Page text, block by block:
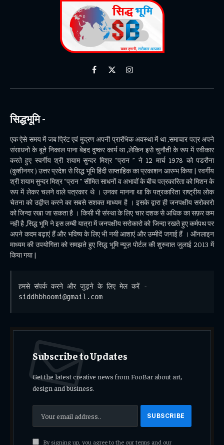
Facebook
X
Instagram
सिद्धभूमि -
एक ऐसे समय में जब प्रिंट एवं मुद्रण अपनी प्रारंभिक अवस्था में था ,समाचार पत्र अपने
संसाधनो के बूते निकाल पाना बेहद दुष्कर कार्य था ,लेकिन इसे चुनौती के रूप में स्वीकार
करते हुए स्वर्गीय श्री शयाम सुन्दर मिश्र “प्रान ” ने 12 मार्च 1978 को पडरौना
(कुशीनगर ) उत्तर प्रदेश से सिद्ध भूमि हिंदी साप्ताहिक का प्रकाशन आरम्भ किया | स्वर्गीय
श्री शयाम सुन्दर मिश्र “प्रान ” सीमित साधनों व अभावों के बीच पत्रकारिता को मिशन के
रूप में लेकर चलने वाले पत्रकार थे । उनका मानना था कि पत्रकारिता राष्ट्रीय लोक
चेतना को उद्वीप्त करने का सबसे सशक्त माध्यम है । इसके द्वारा ही जनपक्षीय सरोकारो
को जिन्दा रखा जा सकता है । किसी भी संस्था के लिए चार दशक से अधिक का सफ़र कम
नही है ,सिद्ध भूमि ने इस लम्बी यात्रा में जनपक्षीय सरोकारो को जिन्दा रखते हुए कर्मपथ पर
अपने कदम बढ़ाएं हैं और भविष्य के लिए भी नयी आशाएं और उम्मीदें जगाई हैं । ऑनलाइन
माध्यम की उपयोगिता को समझते हुए सिद्ध भूमि न्यूज़ पोर्टल की शुरुवात जुलाई 2013 में
किया गया |
हमसे संपर्क करने और जुड़ने के लिए मेल करें -
siddhbhoomi@gmail.com
Subscribe to Updates
Get the latest creative news from FooBar about art,
design and business.
By signing up, you agree to the our terms and our